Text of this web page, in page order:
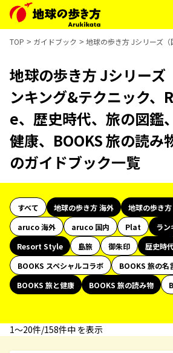
TOP ガイドブック 地球の歩き方 Jシリーズ
地球の歩き方 Jシリーズ
ンキング&テクニック
e、歴史時代、旅の図鑑
健康、BOOKS 旅の読
のガイドブック一覧
すべて 地球の歩き方 海外
地球の歩き方
aruco 海外
aruco 国内 Plat
ラン
Resort Style
島旅 御朱印 歴史時
BOOKS スペシャルコラボ
BOOKS 旅の名
BOOKS 旅と健康
BOOKS 旅の読み物
1〜20件/158件中 を表示